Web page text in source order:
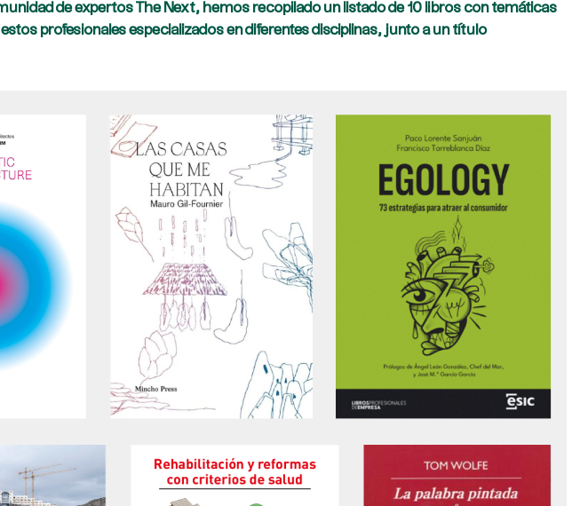
de expertos The Next, hemos recopilado un listado de 10 libros con temáticas
profesionales especializados en diferentes disciplinas, junto a un título